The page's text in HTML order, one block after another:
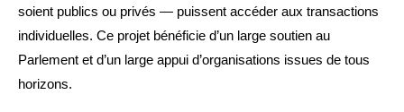
soient publics ou privés — puissent accéder aux transactions
individuelles. Ce projet bénéficie d’un large soutien au
Parlement et d’un large appui d’organisations issues de tous
horizons.